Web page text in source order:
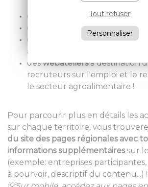
des présentations d'entreprises
des
job dating,
des
tables rondesd'échanges
autour de l'agroalimentaire,
deswebateliersà destination
recruteurs sur l'emploi et le
le secteur agroalimentaire !
Pour parcourir plus en détails les
sur chaque territoire, vous
du site des pages régionales avec
informations supplémentairessur
(exemple: entreprises
à pourvoir, descriptif du contenu...) !
Tout refuser
Personnaliser